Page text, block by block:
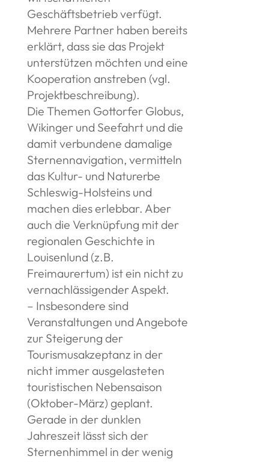
Geschäftsbetrieb verfügt.
Mehrere Partner haben bereits
erklärt, dass sie das Projekt
unterstützen möchten und eine
Kooperation anstreben (vgl.
Projektbeschreibung).
Die Themen Gottorfer Globus,
Wikinger und Seefahrt und die
damit verbundene damalige
Sternennavigation, vermitteln
das Kultur- und Naturerbe
Schleswig-Holsteins und
machen dies erlebbar. Aber
auch die Verknüpfung mit der
regionalen Geschichte in
Louisenlund (z.B.
Freimaurertum) ist ein nicht zu
vernachlässigender Aspekt.
– Insbesondere sind
Veranstaltungen und Angebote
zur Steigerung der
Tourismusakzeptanz in der
nicht immer ausgelasteten
touristischen Nebensaison
(Oktober-März) geplant.
Gerade in der dunklen
Jahreszeit lässt sich der
Sternenhimmel in der wenig